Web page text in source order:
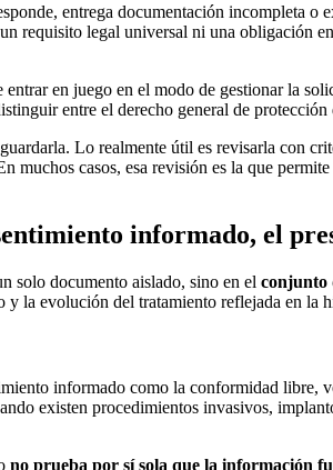
entrega documentación incompleta o
requisito legal universal ni una obligación
en juego en el modo de gestionar la
entre el derecho general de
Lo realmente útil es revisarla con
muchos casos, esa revisión es la que
informado, el
solo documento aislado, sino en el conjunto
y la evolución del tratamiento reflejada en la
informado como la conformidad libre,
existen procedimientos invasivos,
no prueba por sí sola que la información